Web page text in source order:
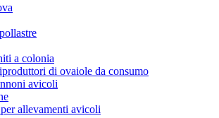
a colonia
di ovaiole da consumo
avicoli
allevamenti avicoli